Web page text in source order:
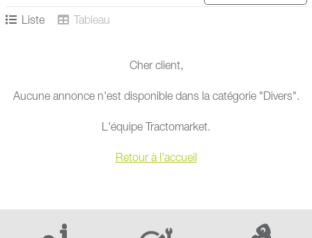
Liste Tableau
Cher client,
Aucune annonce n'est disponible dans la catégorie "Divers".
L'équipe Tractomarket.
Retour à l'accueil